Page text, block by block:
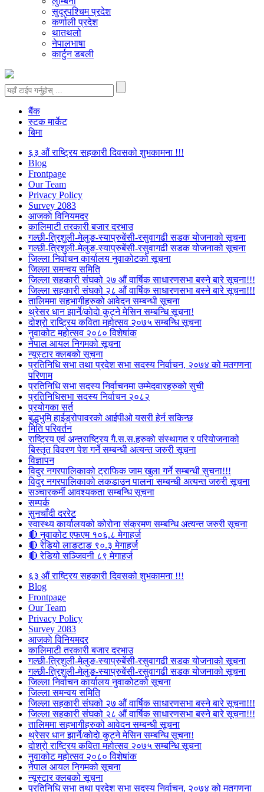
सुदूरपश्चिम प्रदेश
कर्णाली प्रदेश
थातथलो
नेपालभाषा
कार्टुन डबली
बैंक
स्टक मार्केट
बिमा
६३ औं राष्ट्रिय सहकारी दिवसको शुभकामना !!!
Blog
Frontpage
Our Team
Privacy Policy
Survey 2083
आजकाे विनियमदर
कालिमाटी तरकारी बजार दरभाउ
गल्छी-त्रिशुली-मेलुङ-स्याप्रुबेंसी-रसुवागढी सडक योजनाको सूचना
गल्छी-त्रिशुली-मेलुङ-स्याप्रुबेंसी-रसुवागढी सडक योजनाको सूचना
जिल्ला निर्वाचन कार्यालय नुवाकोटको सूचना
जिल्ला समन्वय समिति
जिल्ला सहकारी संघको २७ औं वार्षिक साधारणसभा बस्ने बारे सूचना!!!
जिल्ला सहकारी संघको २८ औं वार्षिक साधारणसभा बस्ने बारे सूचना!!!
तालिममा सहभागीहरुको आवेदन सम्बन्धी सूचना
थ्रेसर धान झार्ने/काेदाे कुट्ने मेसिन सम्बन्धि सूचना!
दोश्रो राष्ट्रिय कविता महोत्सव २०७५ सम्बन्धि सूचना
नुवाकोट महोत्सव २०८० विशेषांक
नेपाल आयल निगमको सूचना
न्यूस्टार क्लबको सूचना
प्रतिनिधि सभा तथा प्रदेश सभा सदस्य निर्वाचन, २०७४ को मतगणना
परिणाम
प्रतिनिधि सभा सदस्य निर्वाचनमा उम्मेदवारहरुको सुची
प्रतिनिधिसभा सदस्य निर्वाचन २०८२
प्रयोगका सर्त
बुद्धभुमि हाईड्रोपावरको आईपीओ यसरी हेर्न सकिन्छ
मिति परिवर्तन
राष्ट्रिय एवं अन्तराष्ट्रिय गै.स.स.हरुको संस्थागत र परियोजनाको
बिस्तृत विवरण पेश गर्ने सम्बन्धी अत्यन्त जरुरी सूचना
विज्ञापन
विदुर नगरपालिकाको ट्राफिक जाम खुला गर्ने सम्बन्धी सुचना!!!
विदुर नगरपालिकाको लकडाउन पालना सम्बन्धी अत्यन्त जरुरी सूचना
सञ्चारकर्मी आवश्यकता सम्बन्धि सूचना
सम्पर्क
सुनचाँदी दररेट
स्वास्थ्य कार्यालयको कोरोना संक्रमण सम्बन्धि अत्यन्त जरुरी सूचना
🔴 नुवाकोट एफएम १०६.८ मेगाहर्ज
🔴 रेडियो लाङटाङ ९०.३ मेगाहर्ज
🔴 रेडियो सञ्जिवनी ८९ मेगाहर्ज
६३ औं राष्ट्रिय सहकारी दिवसको शुभकामना !!!
Blog
Frontpage
Our Team
Privacy Policy
Survey 2083
आजकाे विनियमदर
कालिमाटी तरकारी बजार दरभाउ
गल्छी-त्रिशुली-मेलुङ-स्याप्रुबेंसी-रसुवागढी सडक योजनाको सूचना
गल्छी-त्रिशुली-मेलुङ-स्याप्रुबेंसी-रसुवागढी सडक योजनाको सूचना
जिल्ला निर्वाचन कार्यालय नुवाकोटको सूचना
जिल्ला समन्वय समिति
जिल्ला सहकारी संघको २७ औं वार्षिक साधारणसभा बस्ने बारे सूचना!!!
जिल्ला सहकारी संघको २८ औं वार्षिक साधारणसभा बस्ने बारे सूचना!!!
तालिममा सहभागीहरुको आवेदन सम्बन्धी सूचना
थ्रेसर धान झार्ने/काेदाे कुट्ने मेसिन सम्बन्धि सूचना!
दोश्रो राष्ट्रिय कविता महोत्सव २०७५ सम्बन्धि सूचना
नुवाकोट महोत्सव २०८० विशेषांक
नेपाल आयल निगमको सूचना
न्यूस्टार क्लबको सूचना
प्रतिनिधि सभा तथा प्रदेश सभा सदस्य निर्वाचन, २०७४ को मतगणना